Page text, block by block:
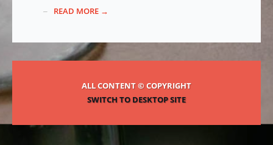
READ MORE →
ALL CONTENT © COPYRIGHT
SWITCH TO DESKTOP SITE